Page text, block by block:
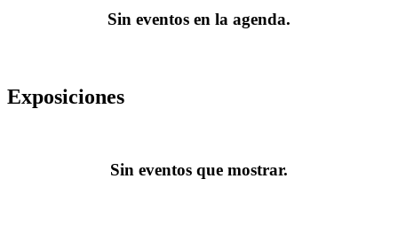
Sin eventos en la agenda.
Exposiciones
Sin eventos que mostrar.